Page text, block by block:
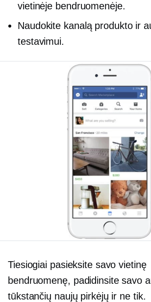
vietinėje bendruomenėje.
Naudokite kanalą produkto ir
testavimui.
Tiesiogiai pasieksite savo vietinę
bendruomenę, padidinsite savo
tūkstančių naujų pirkėjų ir ne tik.